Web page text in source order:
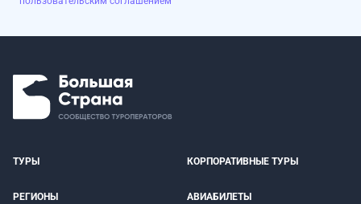
ТУРЫ КОРПОРАТИВНЫЕ ТУРЫ
РЕГИОНЫ АВИАБИЛЕТЫ